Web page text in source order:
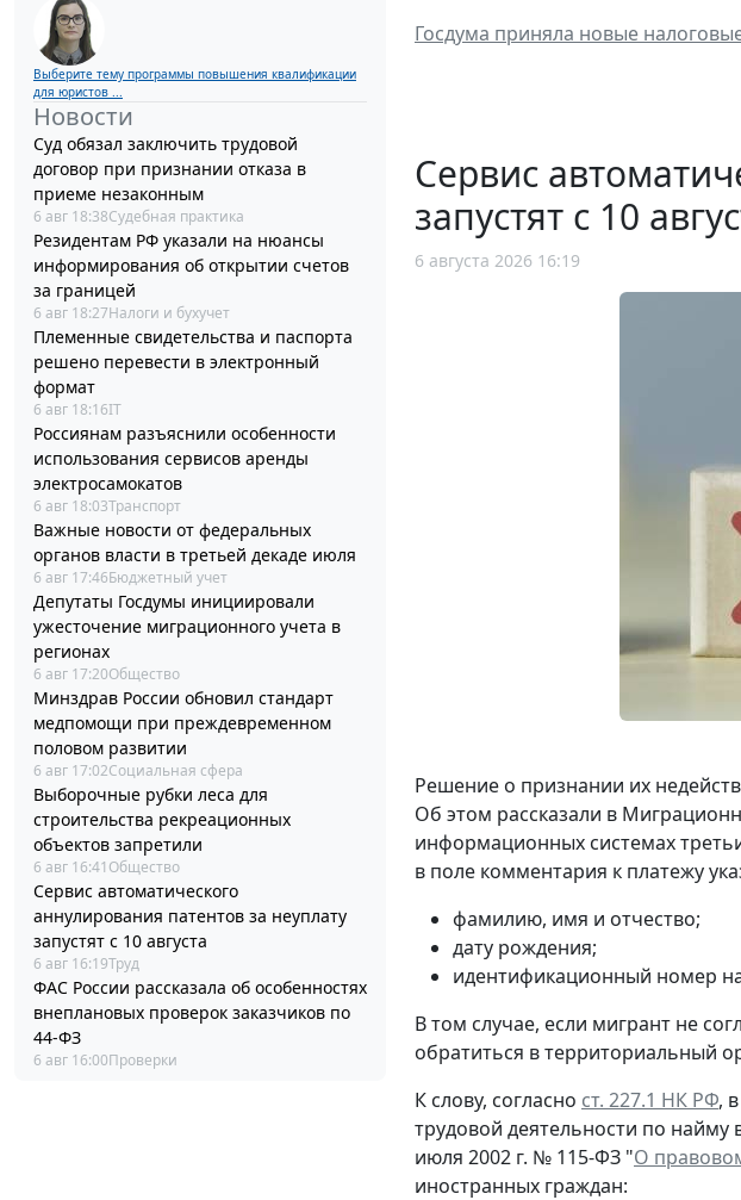
Выберите тему программы повышения квалификации
для юристов ...
Новости
Суд обязал заключить трудовой
договор при признании отказа в
приеме незаконным
6 авг 18:38Судебная практика
Резидентам РФ указали на нюансы
информирования об открытии счетов
за границей
6 авг 18:27Налоги и бухучет
Племенные свидетельства и паспорта
решено перевести в электронный
формат
6 авг 18:16IT
Россиянам разъяснили особенности
использования сервисов аренды
электросамокатов
6 авг 18:03Транспорт
Важные новости от федеральных
органов власти в третьей декаде июля
6 авг 17:46Бюджетный учет
Депутаты Госдумы инициировали
ужесточение миграционного учета в
регионах
6 авг 17:20Общество
Минздрав России обновил стандарт
медпомощи при преждевременном
половом развитии
6 авг 17:02Социальная сфера
Выборочные рубки леса для
строительства рекреационных
объектов запретили
6 авг 16:41 Общество
Сервис автоматического
аннулирования патентов за неуплату
запустят с 10 августа
6 авг 16:19Труд
ФАС России рассказала об особенностях
внеплановых проверок заказчиков по
44-ФЗ
6 авг 16:00Проверки
Госдума приняла новые
Сервис
запустят с 10
6 августа 2026 16:19
Решение о признании их
Об этом рассказали в
информационных системах
в поле комментария к платежу
фамилию, имя и отчество;
дату рождения;
идентификационный номер
В том случае, если мигрант не
обратиться в территориальный
К слову, согласно ст. 227.1 НК РФ,
трудовой деятельности по
июля 2002 г. № 115-ФЗ "О
иностранных граждан: